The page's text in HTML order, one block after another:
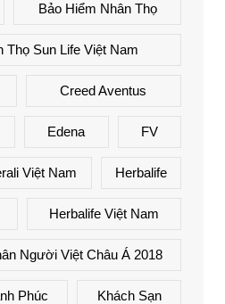
Bảo Hiểm Nhân Thọ
Thọ Sun Life Việt Nam
Creed Aventus
Edena FV
Việt Nam Herbalife
Herbalife Việt Nam
Người Việt Châu Á 2018
Phúc Khách Sạn